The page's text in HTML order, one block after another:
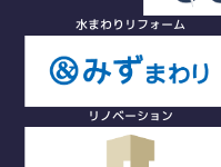
水まわりリフォーム
リノベーション